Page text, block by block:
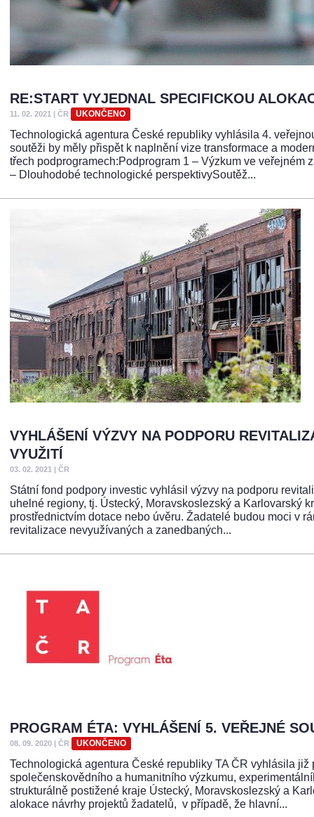
RE:START VYJEDNAL SPECIFICKOU
11. 02. 2021 | ČR UKONČENO
Technologická agentura České republiky vyhlásila 4.
soutěži by měly přispět k naplnění vize transformace a
třech podprogramech:Podprogram 1 – Výzkum ve
– Dlouhodobé technologické perspektivySoutěž...
VYHLÁŠENÍ VÝZVY NA PODPORU
VYUŽITÍ
03. 02. 2021 | ČR
Státní fond podpory investic vyhlásil výzvy na podporu
uhelné regiony, tj. Ústecký, Moravskoslezský a Karlovarský
prostřednictvím dotace nebo úvěru. Žadatelé budou moci v
revitalizace nevyužívaných a zanedbaných...
PROGRAM ÉTA: VYHLÁŠENÍ 5. VEŘEJNÉ
08. 09. 2020 | ČR UKONČENO
Technologická agentura České republiky TA ČR vyhlásila
společenskovědního a humanitního výzkumu,
strukturálně postižené kraje Ústecký, Moravskoslezský a
alokace návrhy projektů žadatelů, v případě, že hlavní...